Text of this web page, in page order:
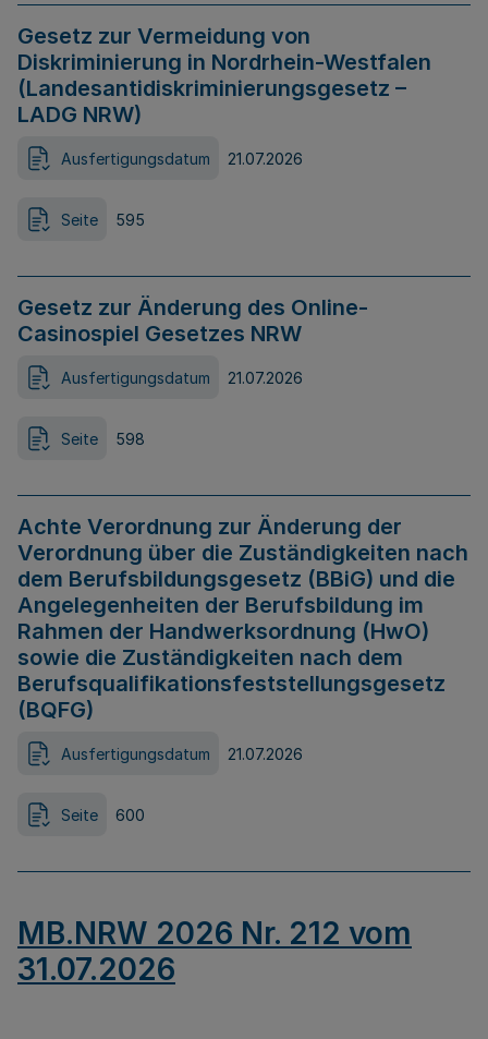
Gesetz zur Vermeidung von
Diskriminierung in Nordrhein-Westfalen
(Landesantidiskriminierungsgesetz –
LADG NRW)
Ausfertigungsdatum 21.07.2026
Seite 595
Gesetz zur Änderung des Online-
Casinospiel Gesetzes NRW
Ausfertigungsdatum 21.07.2026
Seite 598
Achte Verordnung zur Änderung der
Verordnung über die Zuständigkeiten nach
dem Berufsbildungsgesetz (BBiG) und die
Angelegenheiten der Berufsbildung im
Rahmen der Handwerksordnung (HwO)
sowie die Zuständigkeiten nach dem
Berufsqualifikationsfeststellungsgesetz
(BQFG)
Ausfertigungsdatum 21.07.2026
Seite 600
MB.NRW 2026 Nr. 212 vom
31.07.2026